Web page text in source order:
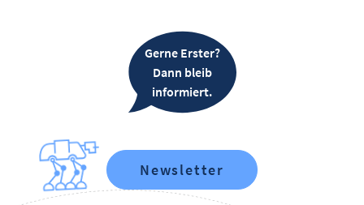
Gerne Erster?
Dann bleib
informiert.
Newsletter